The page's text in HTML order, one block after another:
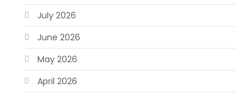
July 2026
June 2026
May 2026
April 2026